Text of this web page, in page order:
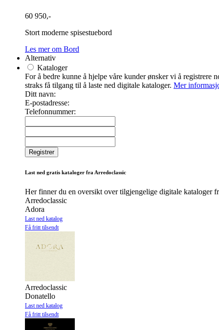
60 950,-
Stort moderne spisestuebord
Les mer om Bord
Alternativ
Kataloger
For å bedre kunne å hjelpe våre kunder ønsker vi å
straks få tilgang til å laste ned digitale kataloger. Mer
Ditt navn:
E-postadresse:
Telefonnummer:
Last ned gratis kataloger fra Arredoclassic
Her finner du en oversikt over tilgjengelige digitale kataloger
Arredoclassic
Adora
Last ned katalog
Få fritt tilsendt
Arredoclassic
Donatello
Last ned katalog
Få fritt tilsendt